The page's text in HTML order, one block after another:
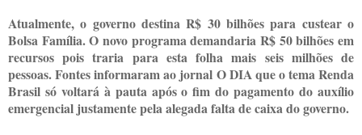
Atualmente, o governo destina R$ 30 bilhões para custear o
Bolsa Família. O novo programa demandaria R$ 50 bilhões em
recursos pois traria para esta folha mais seis milhões de
pessoas. Fontes informaram ao jornal O DIA que o tema Renda
Brasil só voltará à pauta após o fim do pagamento do auxílio
emergencial justamente pela alegada falta de caixa do governo.